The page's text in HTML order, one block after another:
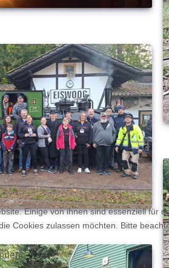
Einige von ihnen sind essenziell für
Cookies zulassen möchten. Bitte